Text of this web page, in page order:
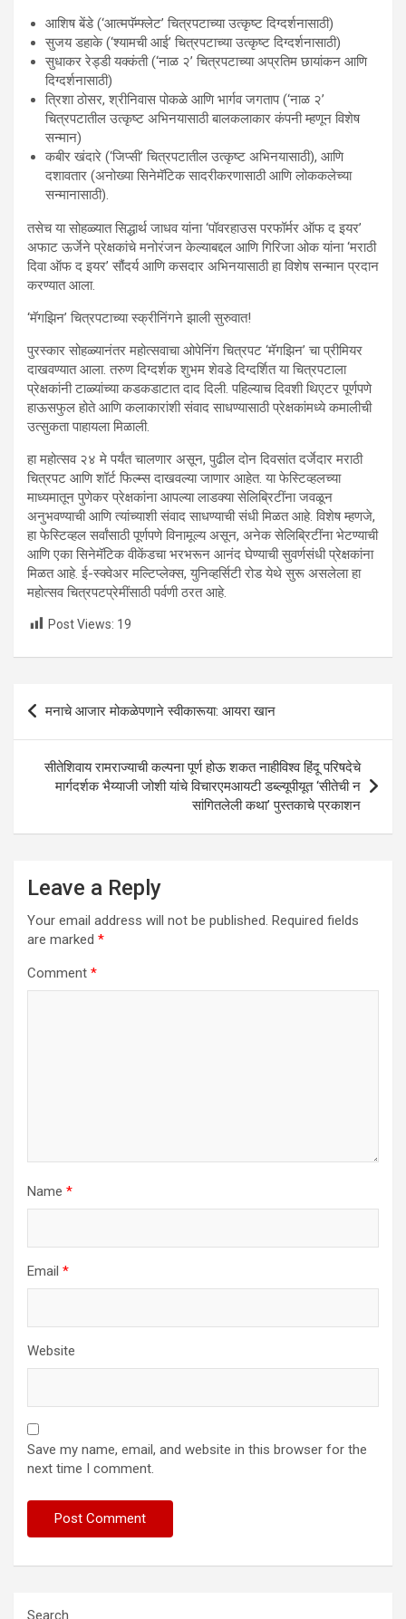
आशिष बेंडे (‘आत्मपॅम्फ्लेट’ चित्रपटाच्या उत्कृष्ट दिग्दर्शनासाठी)
सुजय डहाके (‘श्यामची आई’ चित्रपटाच्या उत्कृष्ट दिग्दर्शनासाठी)
सुधाकर रेड्डी यक्कंती (‘नाळ २’ चित्रपटाच्या अप्रतिम छायांकन आणि
दिग्दर्शनासाठी)
त्रिशा ठोसर, श्रीनिवास पोकळे आणि भार्गव जगताप (‘नाळ २’
चित्रपटातील उत्कृष्ट अभिनयासाठी बालकलाकार कंपनी म्हणून विशेष
सन्मान)
कबीर खंदारे (‘जिप्सी’ चित्रपटातील उत्कृष्ट अभिनयासाठी), आणि
दशावतार (अनोख्या सिनेमॅटिक सादरीकरणासाठी आणि लोककलेच्या
सन्मानासाठी).
तसेच या सोहळ्यात सिद्धार्थ जाधव यांना ‘पॉवरहाउस परफॉर्मर ऑफ द इयर’
अफाट ऊर्जेने प्रेक्षकांचे मनोरंजन केल्याबद्दल आणि गिरिजा ओक यांना ‘मराठी
दिवा ऑफ द इयर’ सौंदर्य आणि कसदार अभिनयासाठी हा विशेष सन्मान प्रदान
करण्यात आला.
‘मॅगझिन’ चित्रपटाच्या स्क्रीनिंगने झाली सुरुवात!
पुरस्कार सोहळ्यानंतर महोत्सवाचा ओपेनिंग चित्रपट ‘मॅगझिन’ चा प्रीमियर
दाखवण्यात आला. तरुण दिग्दर्शक शुभम शेवडे दिग्दर्शित या चित्रपटाला
प्रेक्षकांनी टाळ्यांच्या कडकडाटात दाद दिली. पहिल्याच दिवशी थिएटर पूर्णपणे
हाऊसफुल होते आणि कलाकारांशी संवाद साधण्यासाठी प्रेक्षकांमध्ये कमालीची
उत्सुकता पाहायला मिळाली.
हा महोत्सव २४ मे पर्यंत चालणार असून, पुढील दोन दिवसांत दर्जेदार मराठी
चित्रपट आणि शॉर्ट फिल्म्स दाखवल्या जाणार आहेत. या फेस्टिव्हलच्या
माध्यमातून पुणेकर प्रेक्षकांना आपल्या लाडक्या सेलिब्रिटींना जवळून
अनुभवण्याची आणि त्यांच्याशी संवाद साधण्याची संधी मिळत आहे. विशेष म्हणजे,
हा फेस्टिव्हल सर्वांसाठी पूर्णपणे विनामूल्य असून, अनेक सेलिब्रिटींना भेटण्याची
आणि एका सिनेमॅटिक वीकेंडचा भरभरून आनंद घेण्याची सुवर्णसंधी प्रेक्षकांना
मिळत आहे. ई-स्क्वेअर मल्टिप्लेक्स, युनिव्हर्सिटी रोड येथे सुरू असलेला हा
महोत्सव चित्रपटप्रेमींसाठी पर्वणी ठरत आहे.
Post Views: 19
Post
navigation
मनाचे आजार मोकळेपणाने स्वीकारूया: आयरा खान
सीतेशिवाय रामराज्याची कल्पना पूर्ण होऊ शकत नाहीविश्व हिंदू परिषदेचे
मार्गदर्शक भैय्याजी जोशी यांचे विचारएमआयटी डब्ल्यूपीयूत ‘सीतेची न
सांगितलेली कथा’ पुस्तकाचे प्रकाशन
Leave a Reply
Your email address will not be published. Required fields
are marked *
Comment *
Name *
Email *
Website
Save my name, email, and website in this browser for the
next time I comment.
Search